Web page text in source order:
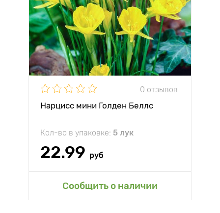
0 отзывов
Нарцисс мини Голден Беллс
Кол-во в упаковке: 5 лук
22.99 руб
Сообщить о наличии